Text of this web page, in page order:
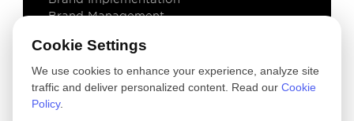
Brand Management
Knowledge
Newsletter
Cookie Settings
We use cookies to enhance your experience, analyze site
traffic and deliver personalized content. Read our Cookie
Policy.